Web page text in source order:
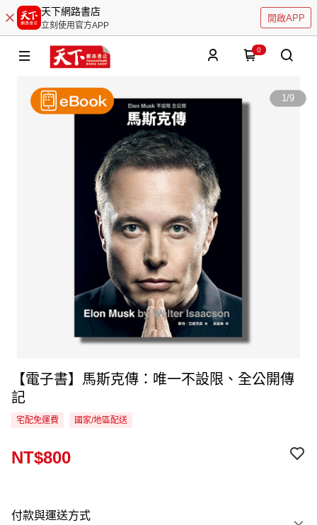
天下網路書店
立刻使用官方APP
開啟APP
0
1/9
【電子書】馬斯克傳：唯一不設限、全公開傳
記
宅配免運費 國家/地區配送
NT$800
付款與運送方式